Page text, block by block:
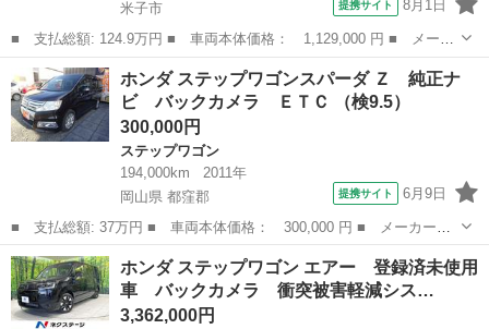
米子市
提携サイト 8月1日
■ 支払総額: 124.9万円 ■ 車両本体価格： 1,129,000 円 ■ メーカ
ー名： ホンダ ■ 車種名： ステップワゴンスパーダ ■ グレード
名： Ｚ クールスピリット 両側電動ドア 純正９型ナビ バック
カメラ ...
鳥取 米子市 ステップワゴン
ホンダ ステップワゴンスパーダ Ｚ 純正ナ
ビ バックカメラ ＥＴＣ （検9.5）
300,000円
ステップワゴン
194,000km
2011年
岡山県 都窪郡
提携サイト 6月9日
■ 支払総額: 37万円 ■ 車両本体価格： 300,000 円 ■ メーカー
名： ホンダ ■ 車種名： ステップワゴンスパーダ ■ グレード
名： Ｚ 純正ナビ バックカメラ ＥＴＣ ■ 排気量： 2000cc
■ ドア枚...
岡山 都窪郡 ステップワゴン
ホンダ ステップワゴン エアー 登録済未使用
車 バックカメラ 衝突被害軽減シス…
3,362,000円